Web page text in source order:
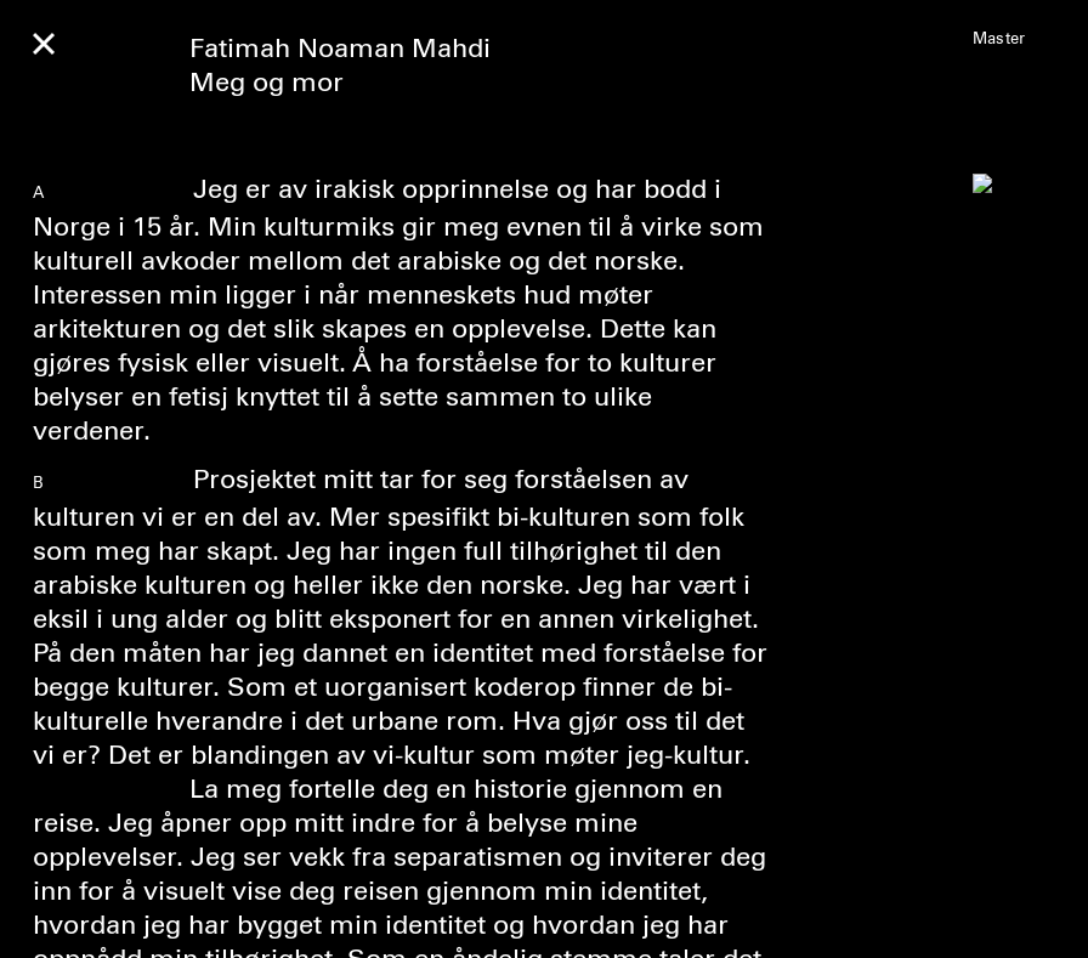
Fatimah Noaman Mahdi
Meg og mor
Master
A
Jeg er av irakisk opprinnelse og har bodd i
Norge i 15 år. Min kulturmiks gir meg evnen til å virke som
kulturell avkoder mellom det arabiske og det norske.
Interessen min ligger i når menneskets hud møter
arkitekturen og det slik skapes en opplevelse. Dette kan
gjøres fysisk eller visuelt. Å ha forståelse for to kulturer
belyser en fetisj knyttet til å sette sammen to ulike
verdener.
B
Prosjektet mitt tar for seg forståelsen av
kulturen vi er en del av. Mer spesifikt bi-kulturen som folk
som meg har skapt. Jeg har ingen full tilhørighet til den
arabiske kulturen og heller ikke den norske. Jeg har vært i
eksil i ung alder og blitt eksponert for en annen virkelighet.
På den måten har jeg dannet en identitet med forståelse for
begge kulturer. Som et uorganisert koderop finner de bi-
kulturelle hverandre i det urbane rom. Hva gjør oss til det
vi er? Det er blandingen av vi-kultur som møter jeg-kultur.
La meg fortelle deg en historie gjennom en
reise. Jeg åpner opp mitt indre for å belyse mine
opplevelser. Jeg ser vekk fra separatismen og inviterer deg
inn for å visuelt vise deg reisen gjennom min identitet,
hvordan jeg har bygget min identitet og hvordan jeg har